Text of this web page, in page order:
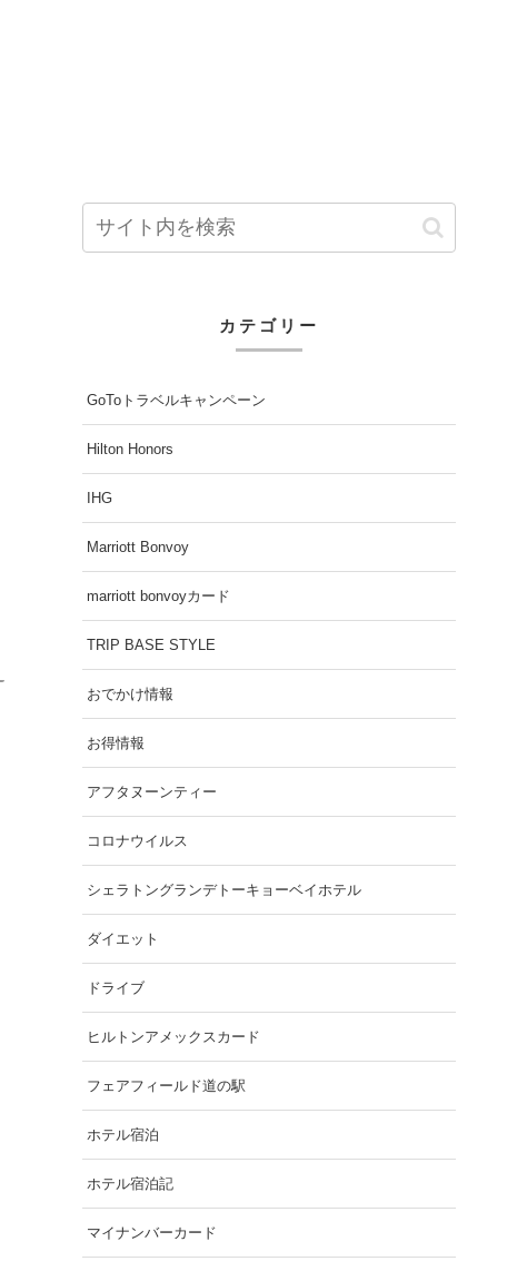
カテゴリー
GoToトラベルキャンペーン
Hilton Honors
IHG
Marriott Bonvoy
marriott bonvoyカード
TRIP BASE STYLE
おでかけ情報
お得情報
アフタヌーンティー
コロナウイルス
シェラトングランデトーキョーベイホテル
ダイエット
ドライブ
ヒルトンアメックスカード
フェアフィールド道の駅
ホテル宿泊
ホテル宿泊記
マイナンバーカード